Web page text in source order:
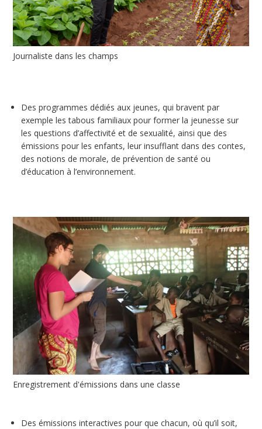
Journaliste dans les champs
Des programmes dédiés aux jeunes, qui bravent par
exemple les tabous familiaux pour former la jeunesse sur
les questions d’affectivité et de sexualité, ainsi que des
émissions pour les enfants, leur insufflant dans des contes,
des notions de morale, de prévention de santé ou
d’éducation à l’environnement.
Enregistrement d'émissions dans une classe
Des émissions interactives pour que chacun, où qu’il soit,